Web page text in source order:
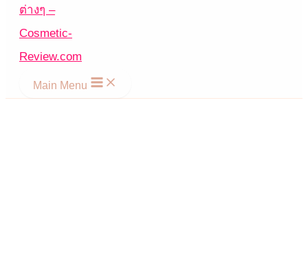
Main Menu